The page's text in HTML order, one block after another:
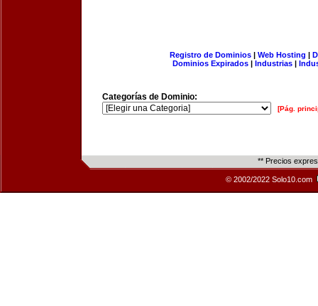
Registro de Dominios| Web Hosting |
Dominios Expirados | Industrias |
Categorías de Dominio:
[Pág.
** Precios
© 2002/2022 Solo10.com